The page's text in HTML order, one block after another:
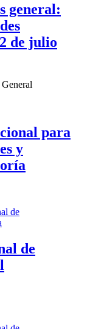
general:
de julio
para
y
de